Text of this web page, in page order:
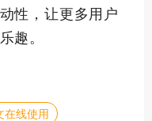
性，让更多用户
趣。
在线使用